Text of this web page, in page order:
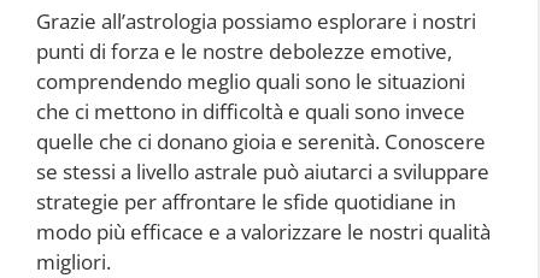
Grazie all’astrologia possiamo esplorare i nostri
punti di forza e le nostre debolezze emotive,
comprendendo meglio quali sono le situazioni
che ci mettono in difficoltà e quali sono invece
quelle che ci donano gioia e serenità. Conoscere
se stessi a livello astrale può aiutarci a sviluppare
strategie per affrontare le sfide quotidiane in
modo più efficace e a valorizzare le nostri qualità
migliori.